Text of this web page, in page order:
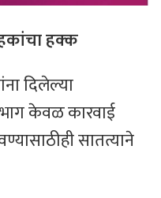
हक्क
दिलेल्या
केवळ कारवाई
सातत्याने